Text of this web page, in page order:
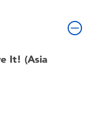
It! (Asia